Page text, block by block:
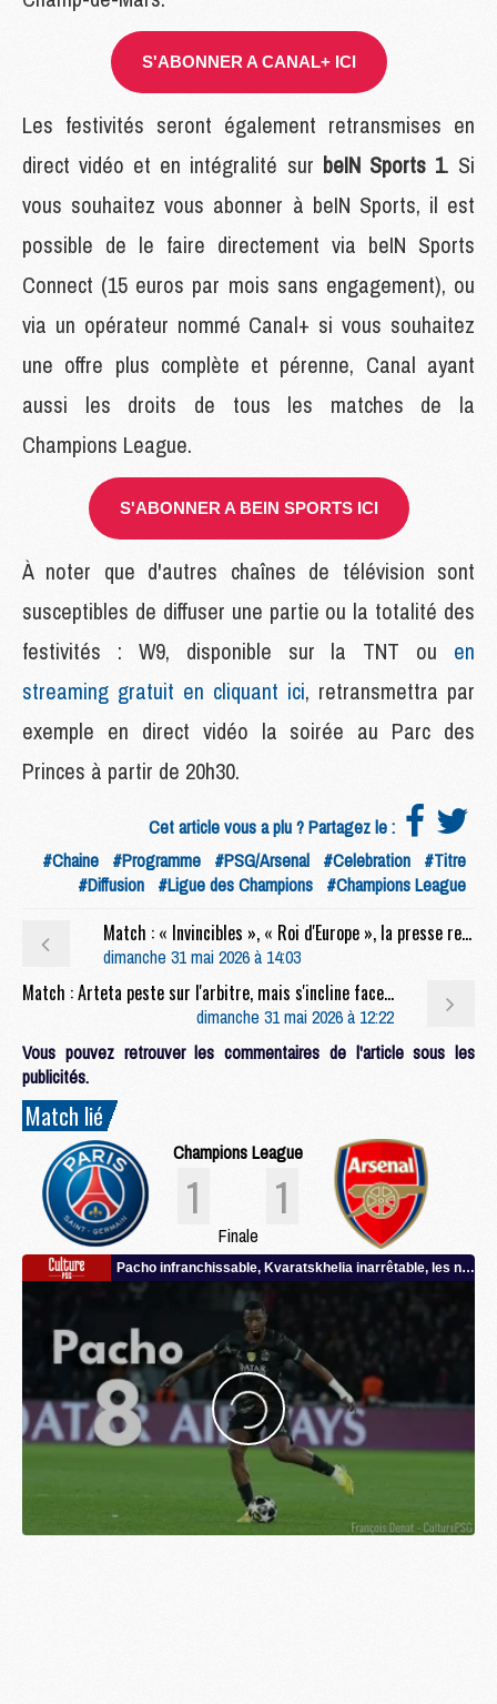
S'ABONNER A CANAL+ ICI
Les festivités seront également retransmises en
direct vidéo et en intégralité sur beIN Sports 1. Si
vous souhaitez vous abonner à beIN Sports, il est
possible de le faire directement via beIN Sports
Connect (15 euros par mois sans engagement), ou
via un opérateur nommé Canal+ si vous souhaitez
une offre plus complète et pérenne, Canal ayant
aussi les droits de tous les matches de la
Champions League.
S'ABONNER A BEIN SPORTS ICI
À noter que d'autres chaînes de télévision sont
susceptibles de diffuser une partie ou la totalité des
festivités : W9, disponible sur la TNT ou en
streaming gratuit en cliquant ici, retransmettra par
exemple en direct vidéo la soirée au Parc des
Princes à partir de 20h30.
Cet article vous a plu ? Partagez le :
#Chaine #Programme #PSG/Arsenal #Celebration #Titre
#Diffusion #Ligue des Champions #Champions League
Match : « Invincibles », « Roi d'Europe », la presse rend hommage au PSG et à Luis Enrique
dimanche 31 mai 2026 à 14:03
Match : Arteta peste sur l'arbitre, mais s'incline face à « la meilleure équipe du monde »
dimanche 31 mai 2026 à 12:22
Vous pouvez retrouver les commentaires de l'article sous les
publicités.
Match lié
Champions League
1 1
Finale